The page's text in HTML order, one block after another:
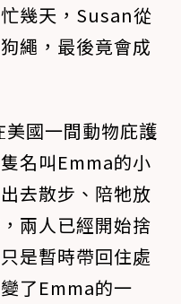
幾天，Susan從
繩，最後竟會成
國一間動物庇護
名叫Emma的小
去散步、陪牠放
兩人已經開始捨
是暫時帶回住處
了Emma的一